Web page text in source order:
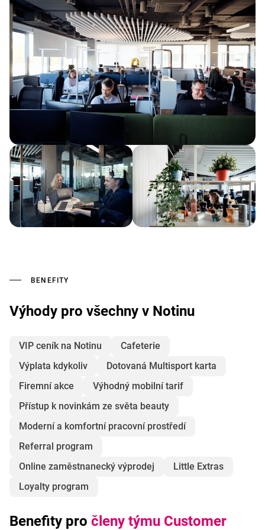
BENEFITY
Výhody pro všechny v Notinu
VIP ceník na Notinu
Cafeterie
Výplata kdykoliv
Dotovaná Multisport karta
Firemní akce
Výhodný mobilní tarif
Přístup k novinkám ze světa beauty
Moderní a komfortní pracovní prostředí
Referral program
Online zaměstnanecký výprodej
Little Extras
Loyalty program
Benefity pro členy týmu Customer